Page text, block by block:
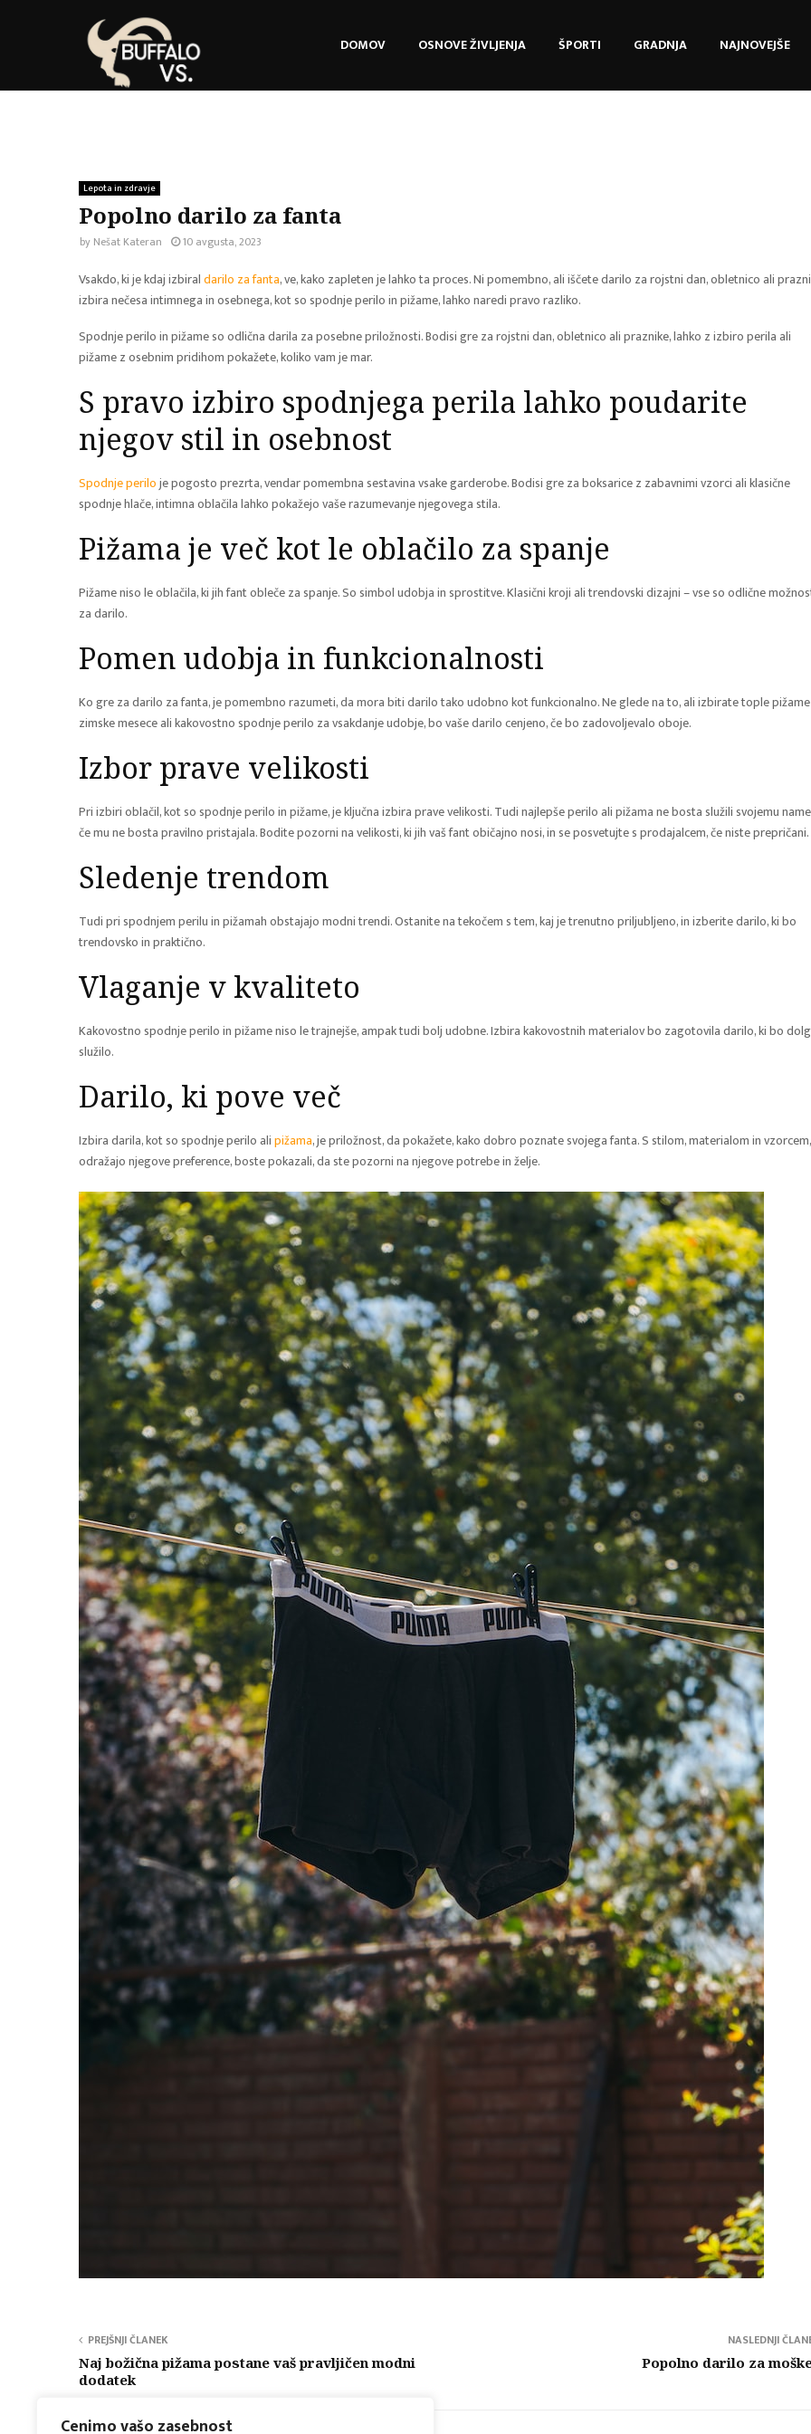
Cenimo vašo zasebnost
DOMOV OSNOVE ŽIVLJENJA ŠPORTI GRADNJA NAJNOVEJŠE
Lepota in zdravje
Popolno darilo za fanta
by Nešat Kateran 10 avgusta, 2023
Vsakdo, ki je kdaj izbiraldarilo za fanta, ve, kako zapleten je lahko ta proces. Ni pomembno, ali iščete darilo za rojstni dan, obletnico ali
izbira nečesa intimnega in osebnega, kot so spodnje perilo in pižame, lahko naredi pravo razliko.
Spodnje perilo in pižame so odlična darila za posebne priložnosti. Bodisi gre za rojstni dan, obletnico ali praznike, lahko z izbiro perila ali
pižame z osebnim pridihom pokažete, koliko vam je mar.
S pravo izbiro spodnjega perila lahko poudarite
njegov stil in osebnost
Spodnje periloje pogosto prezrta, vendar pomembna sestavina vsake garderobe. Bodisi gre za boksarice z zabavnimi vzorci ali klasične
spodnje hlače, intimna oblačila lahko pokažejo vaše razumevanje njegovega stila.
Pižama je več kot le oblačilo za spanje
Pižame niso le oblačila, ki jih fant obleče za spanje. So simbol udobja in sprostitve. Klasični kroji ali trendovski dizajni – vse so odlične
za darilo.
Pomen udobja in funkcionalnosti
Ko gre za darilo za fanta, je pomembno razumeti, da mora biti darilo tako udobno kot funkcionalno. Ne glede na to, ali izbirate tople
zimske mesece ali kakovostno spodnje perilo za vsakdanje udobje, bo vaše darilo cenjeno, če bo zadovoljevalo oboje.
Izbor prave velikosti
Pri izbiri oblačil, kot so spodnje perilo in pižame, je ključna izbira prave velikosti. Tudi najlepše perilo ali pižama ne bosta služili svojemu
če mu ne bosta pravilno pristajala. Bodite pozorni na velikosti, ki jih vaš fant običajno nosi, in se posvetujte s prodajalcem, če niste prepričani.
Sledenje trendom
Tudi pri spodnjem perilu in pižamah obstajajo modni trendi. Ostanite na tekočem s tem, kaj je trenutno priljubljeno, in izberite darilo, ki bo
trendovsko in praktično.
Vlaganje v kvaliteto
Kakovostno spodnje perilo in pižame niso le trajnejše, ampak tudi bolj udobne. Izbira kakovostnih materialov bo zagotovila darilo, ki bo
služilo.
Darilo, ki pove več
Izbira darila, kot so spodnje perilo alipižama, je priložnost, da pokažete, kako dobro poznate svojega fanta. S stilom, materialom in
odražajo njegove preference, boste pokazali, da ste pozorni na njegove potrebe in želje.
PREJŠNJI ČLANEK
Naj božična pižama postane vaš pravljičen modni
dodatek
NASLEDNJI
Popolno darilo za